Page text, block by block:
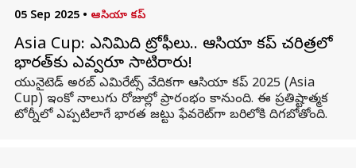
05 Sep 2025 • ఆసియా కప్
Asia Cup: ఎనిమిది ట్రోఫీలు.. ఆసియా కప్ చరిత్రలో
భారత్‌కు ఎవ్వరూ సాటిరారు!
యునైటెడ్ అరబ్ ఎమిరేట్స్ వేదికగా ఆసియా కప్ 2025 (Asia
Cup) ఇంకో నాలుగు రోజుల్లో ప్రారంభం కానుంది. ఈ ప్రతిష్టాత్మక
టోర్నీలో ఎప్పటిలాగే భారత జట్టు ఫేవరెట్‌గా బరిలోకి దిగబోతోంది.